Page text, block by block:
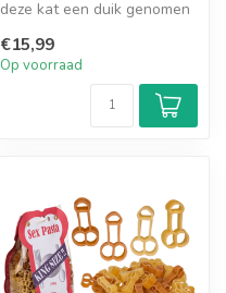
deze kat een duik genomen
On...
€15,99
Op voorraad